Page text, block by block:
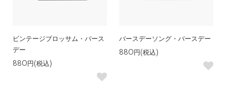
ビンテージブロッサム・バース
デー
880円(税込)
バースデーソング・バースデー
880円(税込)